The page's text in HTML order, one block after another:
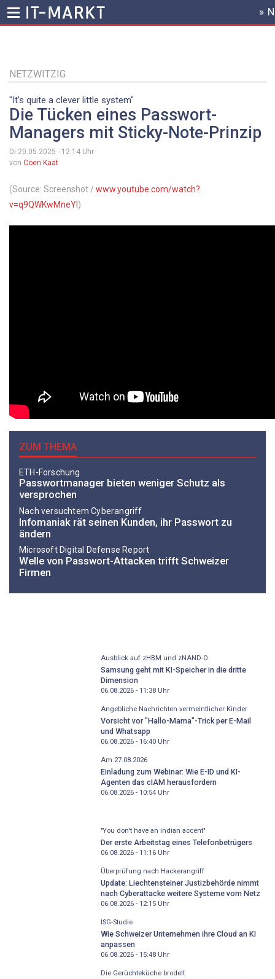
Inhalt
HEADER
MENU
»
NETZWITZIG
"It's quite a clever little system"
Die Tücken eines Passwort-
Managers mit Sticky-Note-Prinzip
Di 20.05.2025 - 12:14 Uhr
von Coen Kaat
(Source: Screenshot / www.youtube.com/watch?
v=q9QWKwMneYI )
ZUM THEMA
ETH-Forschung
Passwortmanager bieten weniger Schutz als
versprochen
Nach versuchtem Cyberangriff
Infomaniak rät seinen Kunden, ihr Passwort zu
ändern
Microsoft Digital Defense Report
Welle von Passwort-Attacken trifft Schweizer
Firmen
Ausblick auf zHBM und zNAND-O
Samsung geht mit KI-Speicher in die dritte
Dimension
06.08.2026 - 11:38Uhr
Angebliche Nachrichten vermeintlicher Kinder
Vorsicht vor "Hallo-Mama"-Trick per E-Mail
und Whatsapp
06.08.2026 - 16:40Uhr
Am 27.08.2026
Einladung zum Webinar: Wie E-ID und KI-
Agenten das cIAM herausfordern
06.08.2026 - 10:54Uhr
"You don't have an indian accent"
Der erste Arbeitstag eines Telefonbetrügers
06.08.2026 - 11:16Uhr
Überprüfung nach Hackerangriff
Update: Liechtensteiner Justizbehörde nimmt
nach Cyberattacke weitere Systeme vom Netz
06.08.2026 - 12:15Uhr
ISG-Studie
Wie Schweizer Unternehmen ihre Cloud an KI
anpassen
06.08.2026 - 15:48Uhr
Die Gerüchteküche brodelt